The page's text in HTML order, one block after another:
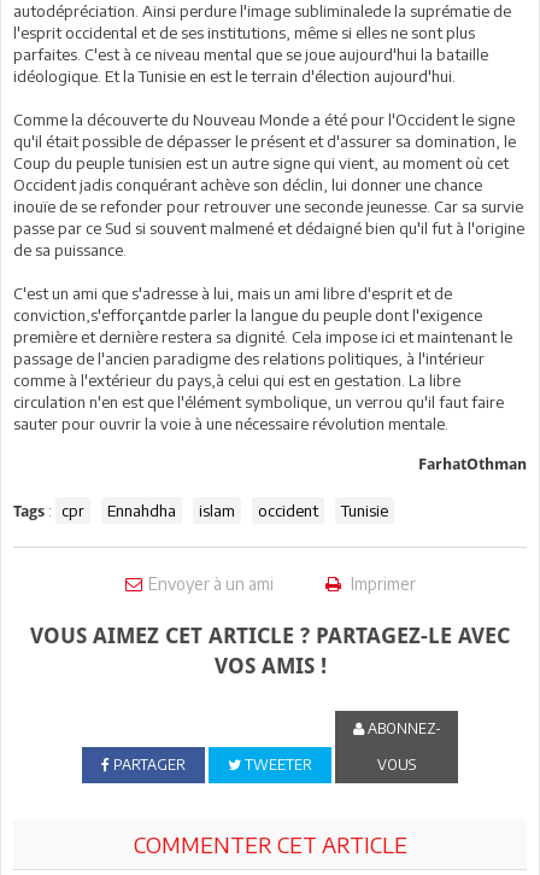
autodépréciation. Ainsi perdure l'image subliminalede la suprématie de
l'esprit occidental et de ses institutions, même si elles ne sont plus
parfaites. C'est à ce niveau mental que se joue aujourd'hui la bataille
idéologique. Et la Tunisie en est le terrain d'élection aujourd'hui.
Comme la découverte du Nouveau Monde a été pour l'Occident le signe
qu'il était possible de dépasser le présent et d'assurer sa domination, le
Coup du peuple tunisien est un autre signe qui vient, au moment où cet
Occident jadis conquérant achève son déclin, lui donner une chance
inouïe de se refonder pour retrouver une seconde jeunesse. Car sa survie
passe par ce Sud si souvent malmené et dédaigné bien qu'il fut à l'origine
de sa puissance.
C'est un ami que s'adresse à lui, mais un ami libre d'esprit et de
conviction,s'efforçantde parler la langue du peuple dont l'exigence
première et dernière restera sa dignité. Cela impose ici et maintenant le
passage de l'ancien paradigme des relations politiques, à l'intérieur
comme à l'extérieur du pays,à celui qui est en gestation. La libre
circulation n'en est que l'élément symbolique, un verrou qu'il faut faire
sauter pour ouvrir la voie à une nécessaire révolution mentale.
FarhatOthman
Tags : cpr Ennahdha islam occident Tunisie
Envoyer à un ami Imprimer
VOUS AIMEZ CET ARTICLE ? PARTAGEZ-LE AVEC
VOS AMIS !
PARTAGER TWEETER
ABONNEZ-
VOUS
COMMENTER CET ARTICLE